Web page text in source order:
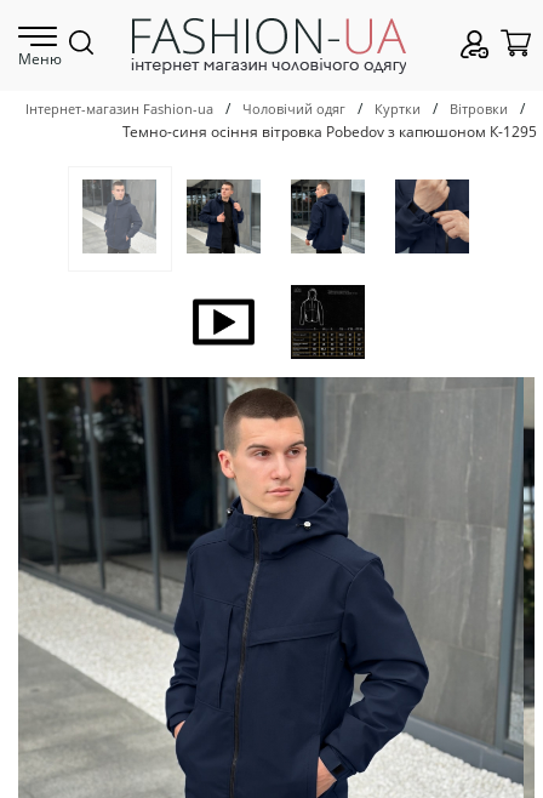
Меню
Інтернет-магазин Fashion-ua / Чоловічий одяг / Куртки / Вітровки
/
Темно-синя осіння вітровка Pobedov з капюшоном К-1295